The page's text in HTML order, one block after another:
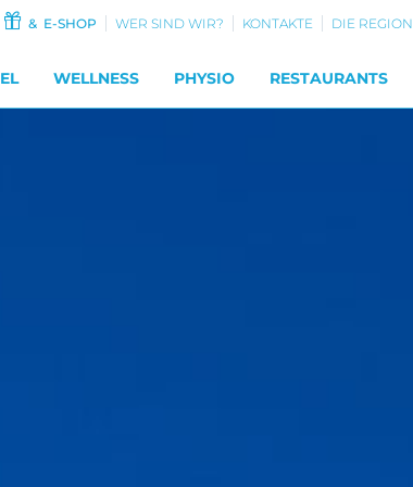
& E-SHOP WER SIND WIR? KONTAKTE DIE REGION
WELLNESS PHYSIO RESTAURANTS